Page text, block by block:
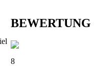
BEWERTUNG
8